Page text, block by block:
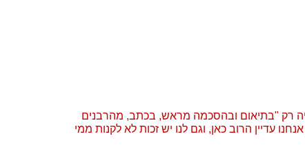
רק "בתיאום ובהסכמה מראש, בכתב, מהרבנים
עדיין הרוב כאן, וגם לנו יש זכות לא לקנות ממי